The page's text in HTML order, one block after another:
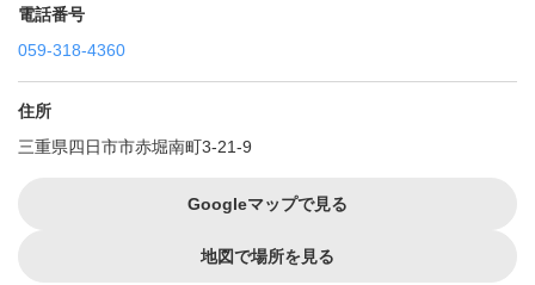
電話番号
059-318-4360
住所
三重県四日市市赤堀南町3-21-9
Googleマップで見る
地図で場所を見る